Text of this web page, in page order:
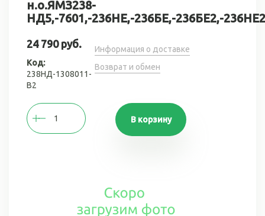
н.о.ЯМЗ238-
НД5,-7601,-236НЕ,-236БЕ,-236БЕ2,-236НЕ2
24 790 руб.
Код:
238НД-1308011-
В2
Информация о доставке
Возврат и обмен
В корзину